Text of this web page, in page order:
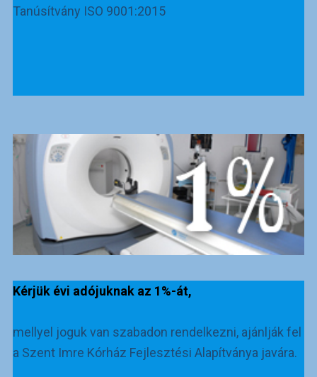
Tanúsítvány ISO 9001:2015
Kérjük évi adójuknak az 1%-át,
mellyel joguk van szabadon rendelkezni, ajánlják fel
a Szent Imre Kórház Fejlesztési Alapítványa javára.